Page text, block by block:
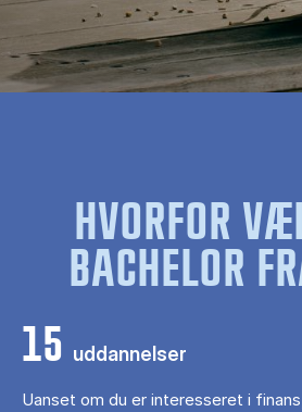
HVORFOR
BACHELOR
15 uddannelser
Uanset om du er interesseret i